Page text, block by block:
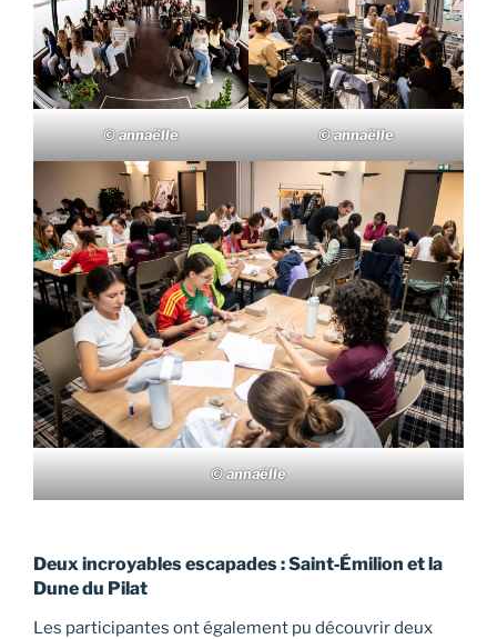
© annaëlle © annaëlle
© annaëlle
Deux incroyables escapades : Saint‑Émilion et la
Dune du Pilat
Les participantes ont également pu découvrir deux